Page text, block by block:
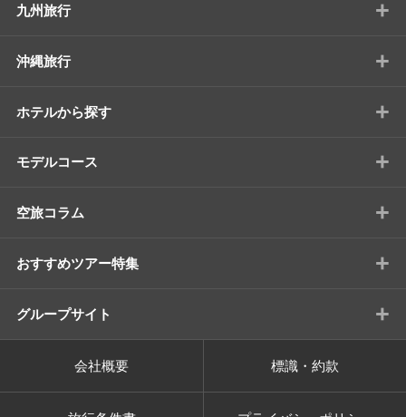
九州旅行 +
沖縄旅行 +
ホテルから探す +
モデルコース +
空旅コラム +
おすすめツアー特集 +
グループサイト +
会社概要 標識・約款